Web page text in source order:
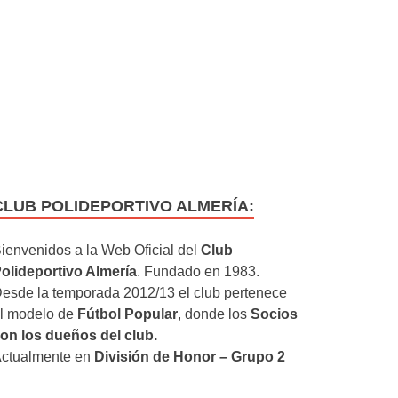
POLIDEPORTIVO ALMERÍA:
a la Web Oficial delClub
Almería. Fundado en 1983.
la temporada 2012/13 el club pertenece
modelo de Fútbol Popular, donde losSocios
los dueños del club.
en División de Honor – Grupo 2